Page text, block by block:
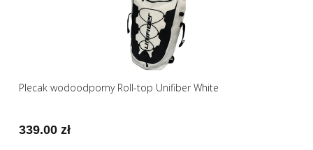
Plecak wodoodporny Roll-top Unifiber White
339.00 zł